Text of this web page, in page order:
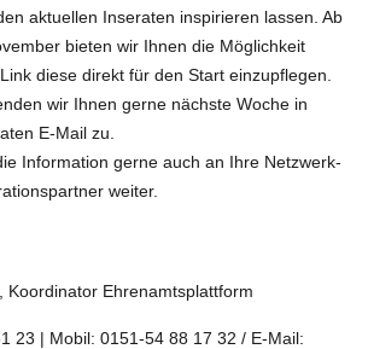
aktuellen Inseraten inspirieren lassen. Ab
bieten wir Ihnen die Möglichkeit
diese direkt für den Start einzupflegen.
wir Ihnen gerne nächste Woche in
E-Mail zu.
Information gerne auch an Ihre Netzwerk-
weiter.
Koordinator Ehrenamtsplattform
23 | Mobil: 0151-54 88 17 32 / E-Mail: